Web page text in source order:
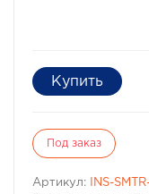
Под заказ
Артикул:
INS-